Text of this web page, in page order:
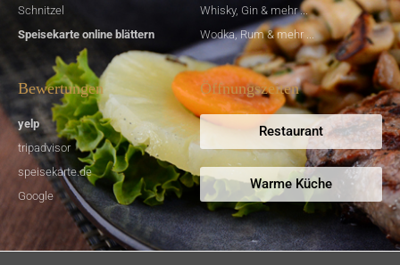
Schnitzel
Speisekarte online blättern
Whisky, Gin & mehr ...
Wodka, Rum & mehr ...
Bewertungen
yelp
tripadvisor
speisekarte.de
Google
Öffnungszeiten
Restaurant
Warme Küche